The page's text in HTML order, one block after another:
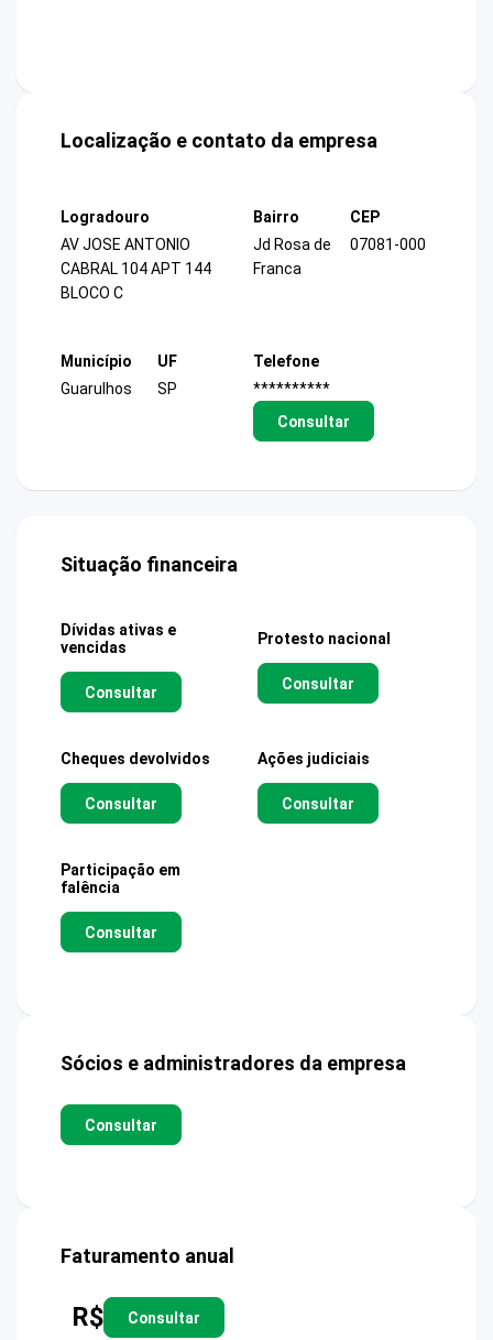
Localização e contato da empresa
Logradouro
AV JOSE ANTONIO
CABRAL 104 APT 144
BLOCO C
Bairro
Jd Rosa de
Franca
CEP
07081-000
Município
Guarulhos
UF
SP
Telefone
**********
Consultar
Situação financeira
Dívidas ativas e
vencidas
Consultar
Protesto nacional
Consultar
Cheques devolvidos
Consultar
Ações judiciais
Consultar
Participação em
falência
Consultar
Sócios e administradores da empresa
Consultar
Faturamento anual
R$ Consultar